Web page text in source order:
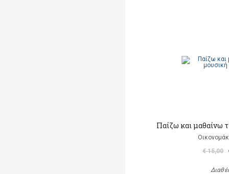
Παίζω και μαθαίνω
€ 15,00